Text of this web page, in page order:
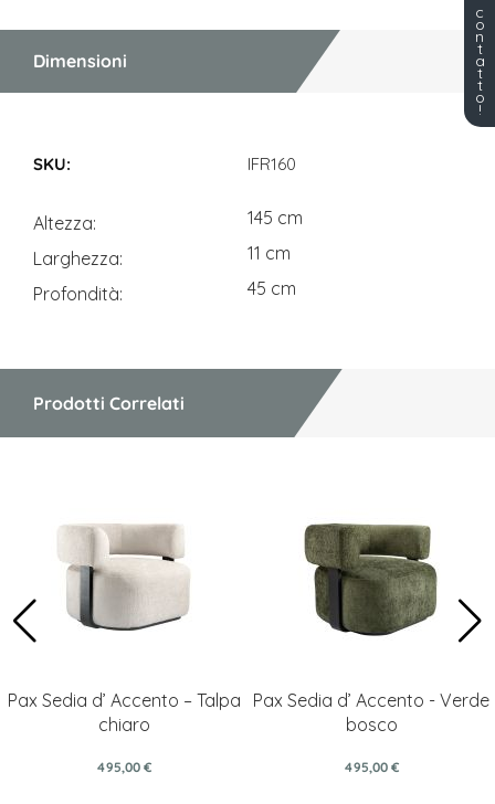
Dimensioni
IFR160
Altezza
145 cm
Larghezza
11 cm
Profondità
45 cm
Prodotti Correlati
Pax Sedia d’ Accento – Talpa
chiaro
495,00 €
Pax Sedia d’ Accento - Verde
bosco
495,00 €
c
o
n
t
a
t
t
o
!